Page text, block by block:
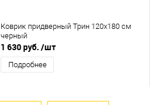
Коврик придверный Трин 120x180 см
черный
1 630 руб. /шт
Подробнее